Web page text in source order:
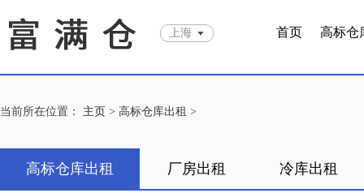
上海 首页 高标仓
当前所在位置： 主页 > 高标仓库出租 >
高标仓库出租 厂房出租 冷库出租